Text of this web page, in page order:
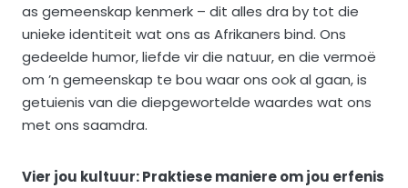
as gemeenskap kenmerk – dit alles dra by tot die
unieke identiteit wat ons as Afrikaners bind. Ons
gedeelde humor, liefde vir die natuur, en die vermoë
om ’n gemeenskap te bou waar ons ook al gaan, is
getuienis van die diepgewortelde waardes wat ons
met ons saamdra.
Vier jou kultuur: Praktiese maniere om jou erfenis